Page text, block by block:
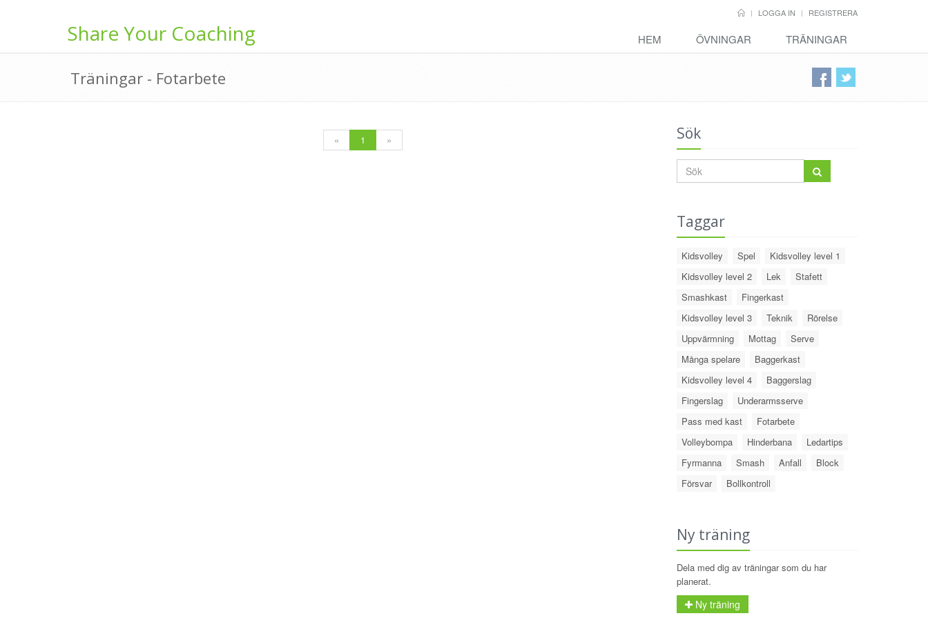
LOGGA IN REGISTRERA
Share Your Coaching HEM ÖVNINGAR TRÄNINGAR
Träningar - Fotarbete
« 1 » Sök
Taggar
Kidsvolley Spel
Kidsvolley level 1
Kidsvolley level 2
Lek
Stafett
Smashkast
Fingerkast
Kidsvolley level 3
Teknik
Rörelse
Uppvärmning
Mottag
Serve
Många spelare
Baggerkast
Kidsvolley level 4
Baggerslag
Fingerslag
Underarmsserve
Pass med kast
Fotarbete
Volleybompa
Hinderbana
Ledartips
Fyrmanna
Smash Anfall
Block
Försvar
Bollkontroll
Ny träning
Dela med dig av träningar som du har
planerat.
Ny träning